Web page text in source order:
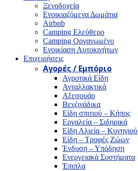
Ξενοδοχεία
Ενοικιαζόμενα Δωμάτια
Airbnb
Camping Ελεύθερο
Camping Οργανωμένο
Ενοικίαση Αυτοκινήτων
Επιχειρήσεις
Αγορές / Εμπόριο
Αγροτικά Είδη
Ανταλλακτικά
Αξεσουάρ
Βενζινάδικα
Είδη σπιτιού – Κήπος
Εργαλεία – Σιδηρικά
Είδη Αλιεία – Κυνηγιού
Είδη – Τροφές Ζώων
Ένδυση – Υπόδηση
Ενεργειακά Συστήματα
Έπιπλα